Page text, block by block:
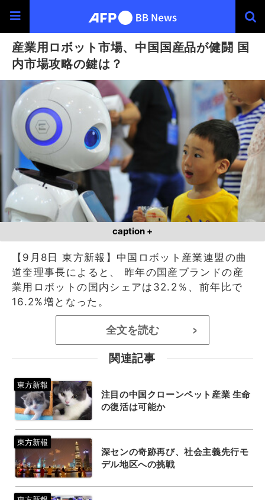
産業用ロボット市場、中国国産品が健闘 国
内市場攻略の鍵は？
caption +
【9月8日 東方新報】中国ロボット産業連盟の曲
道奎理事長によると、 昨年の国産ブランドの産
業用ロボットの国内シェアは32.2％、前年比で
16.2%増となった。
全文を読む >
関連記事
注目の中国クローンペット産業 生命
の復活は可能か
深センの奇跡再び、社会主義先行モ
デル地区への挑戦